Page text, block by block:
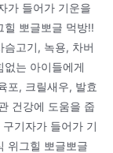
가 들어가 기운을
힐 뽀글뽀글 먹방!!
고기, 녹용, 차버
는 아이들에게
포, 크릴새우, 발효
건강에 도움을 줍
기자가 들어가 기
위그힐 뽀글뽀글